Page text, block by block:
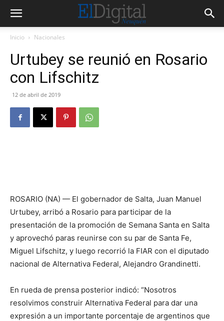
Inicio Nacionales
Urtubey se reunió en Rosario
con Lifschitz
12 de abril de 2019
ROSARIO (NA) — El gobernador de Salta, Juan Manuel
Urtubey, arribó a Rosario para participar de la
presentación de la promoción de Semana Santa en Salta
y aprovechó paras reunirse con su par de Santa Fe,
Miguel Lifschitz, y luego recorrió la FIAR con el diputado
nacional de Alternativa Federal, Alejandro Grandinetti.
En rueda de prensa posterior indicó: “Nosotros
resolvimos construir Alternativa Federal para dar una
expresión a un importante porcentaje de argentinos que